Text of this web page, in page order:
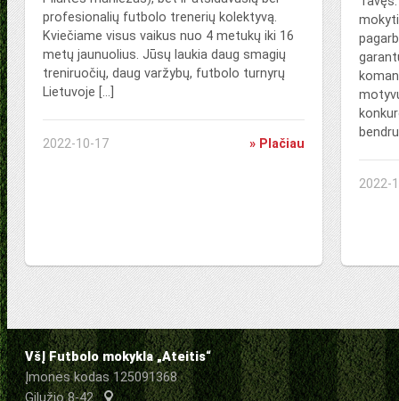
profesionalių futbolo trenerių kolektyvą.
Kviečiame visus vaikus nuo 4 metukų iki 16
metų jaunuolius. Jūsų laukia daug smagių
treniruočių, daug varžybų, futbolo turnyrų
Lietuvoje […]
2022-10-17 » Plačiau
2022-
VšĮ Futbolo mokykla „Ateitis“
Įmonės kodas 125091368
Gilužio 8-42